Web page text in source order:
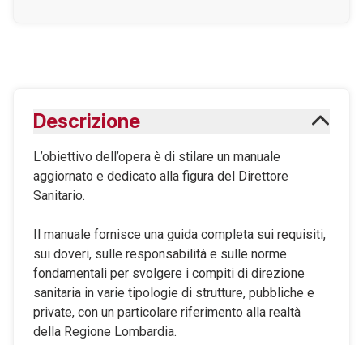
Maggiori informazioni sugli eBook
Descrizione
L’obiettivo dell’opera è di stilare un manuale
aggiornato e dedicato alla figura del Direttore
Sanitario.
Il manuale fornisce una guida completa sui requisiti,
sui doveri, sulle responsabilità e sulle norme
fondamentali per svolgere i compiti di direzione
sanitaria in varie tipologie di strutture, pubbliche e
private, con un particolare riferimento alla realtà
della Regione Lombardia.